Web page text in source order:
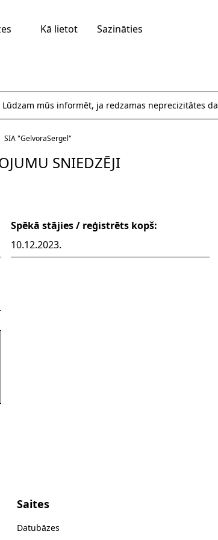
Kā lietot Sazināties
mūs informēt, ja redzamas neprecizitātes
SIA "GelvoraSergel"
SNIEDZĒJI
Spēkā stājies / reģistrēts kopš:
10.12.2023.
Saites
Datubāzes